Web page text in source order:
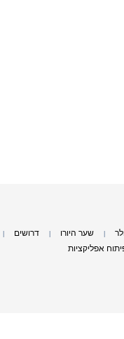
שער היורו דרושים
אפליקציות